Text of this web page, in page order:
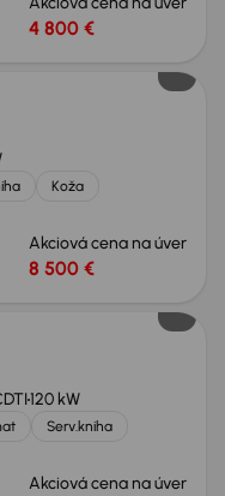
4 800 €
Koža
Akciová cena na úver
8 500 €
120 kW
Serv.kniha
Akciová cena na úver